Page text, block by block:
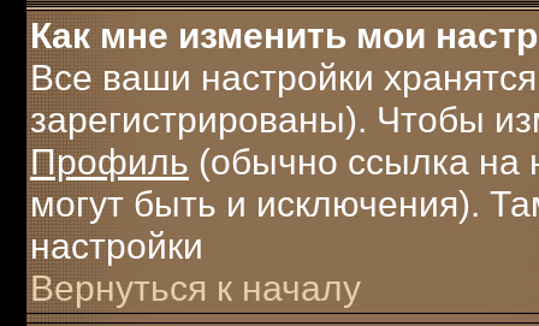
Как мне изменить мои
Все ваши настройки
зарегистрированы). Чтобы
Профиль (обычно ссылка на
могут быть и исключения).
настройки
Вернуться к началу